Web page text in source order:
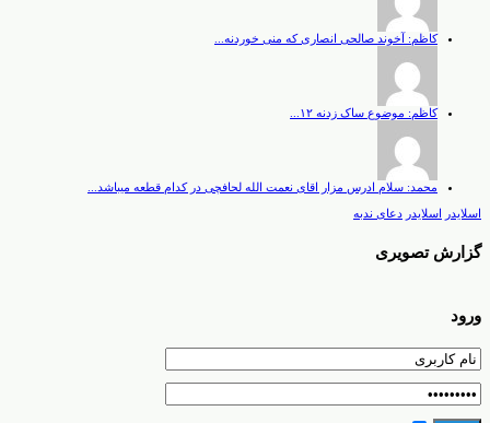
کاظم: آخوند صالحی انصاری که منی خوردنه...
کاظم: موضوع ساک زدنه ۱۲...
محمد: سلام ادرس مزار اقای نعمت الله لحافچی در کدام قطعه میباشد...
اسلایدر اسلایدر دعای ندبه
گزارش تصویری
ورود